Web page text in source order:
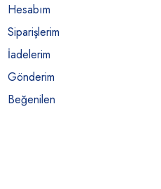
Hesabım
Siparişlerim
İadelerim
Gönderim
Beğenilen